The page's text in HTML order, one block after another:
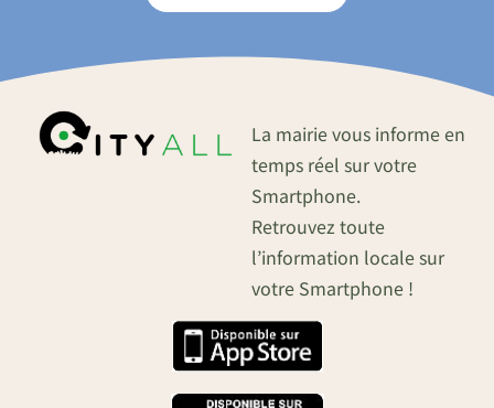
La mairie vous informe en
temps réel sur votre
Smartphone.
Retrouvez toute
l’information locale sur
votre Smartphone !